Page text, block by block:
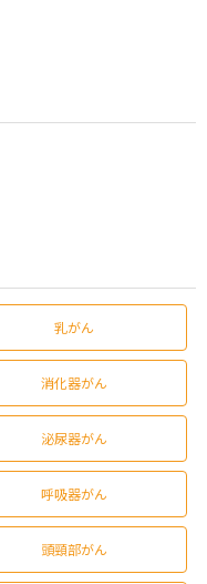
乳がん
消化器がん
泌尿器がん
呼吸器がん
頭頸部がん